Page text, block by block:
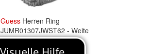
Guess Herren Ring
JUMR01307JWST62 - Weite
62